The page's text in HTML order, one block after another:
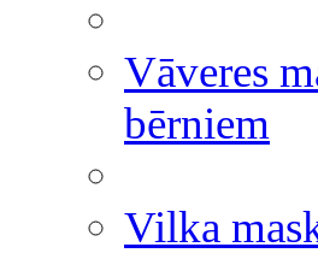
Vāveres
bērniem
Vilka